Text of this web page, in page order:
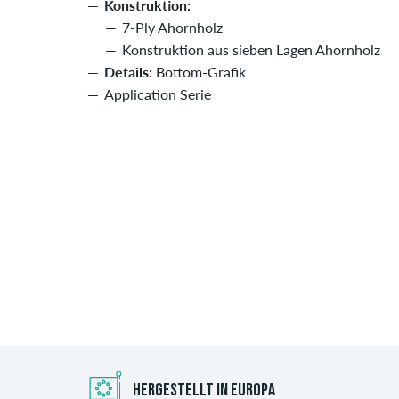
Konstruktion:
7-Ply Ahornholz
Konstruktion aus sieben Lagen Ahornholz
Details: Bottom-Grafik
Application Serie
HERGESTELLT IN EUROPA